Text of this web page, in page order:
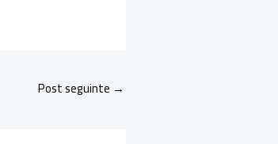
Post seguinte →